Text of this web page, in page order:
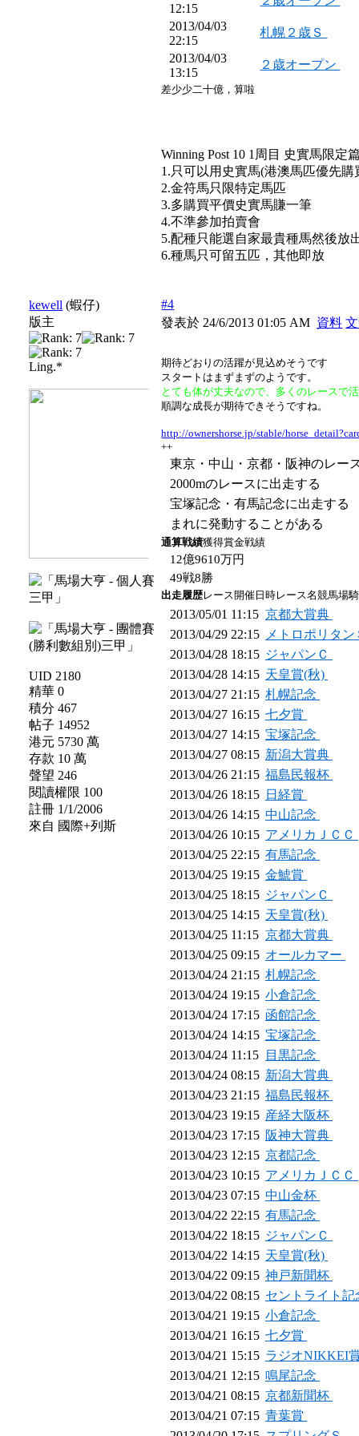
12:15
2013/04/03
22:15
札幌２歳Ｓ
2013/04/03
13:15
２歳オープン
差少少二十億，算啦
Winning Post 10 1周目 史實馬限定
1.只可以用史實馬(港澳馬匹優先購
2.金符馬只限特定馬匹
3.多購買平價史實馬賺一筆
4.不準參加拍賣會
5.配種只能選自家最貴種馬然後放
6.種馬只可留五匹，其他即放
kewell (蝦仔)
版主
Ling.*
UID 2180
精華 0
積分 467
帖子 14952
港元 5730 萬
存款 10 萬
聲望 246
閱讀權限 100
註冊 1/1/2006
來自 國際+列斯
#4
發表於 24/6/2013 01:05 AM 資料
期待どおりの活躍が見込めそうです
スタートはまずまずのようです。
とても体が丈夫なので、多くのレースで
順調な成長が期待できそうですね。
http://ownershorse.jp/stable/
++
東京・中山・京都・阪神のレー
2000mのレースに出走する
宝塚記念・有馬記念に出走する
まれに発動することがある
通算戦績獲得賞金戦績
12億9610万円
49戦8勝
出走履歴レース開催日時レース名競馬場
2013/05/01 11:15 京都大賞典
2013/04/29 22:15
メトロポリタ
2013/04/28 18:15 ジャパンＣ
2013/04/28 14:15 天皇賞(秋)
2013/04/27 21:15 札幌記念
2013/04/27 16:15 七夕賞
2013/04/27 14:15 宝塚記念
2013/04/27 08:15 新潟大賞典
2013/04/26 21:15 福島民報杯
2013/04/26 18:15 日経賞
2013/04/26 14:15 中山記念
2013/04/26 10:15 アメリカＪＣＣ
2013/04/25 22:15 有馬記念
2013/04/25 19:15 金鯱賞
2013/04/25 18:15 ジャパンＣ
2013/04/25 14:15 天皇賞(秋)
2013/04/25 11:15 京都大賞典
2013/04/25 09:15 オールカマー
2013/04/24 21:15 札幌記念
2013/04/24 19:15 小倉記念
2013/04/24 17:15 函館記念
2013/04/24 14:15 宝塚記念
2013/04/24 11:15
目黒記念
2013/04/24 08:15 新潟大賞典
2013/04/23 21:15 福島民報杯
2013/04/23 19:15 産経大阪杯
2013/04/23 17:15 阪神大賞典
2013/04/23 12:15 京都記念
2013/04/23 10:15 アメリカＪＣＣ
2013/04/23 07:15 中山金杯
2013/04/22 22:15 有馬記念
2013/04/22 18:15 ジャパンＣ
2013/04/22 14:15 天皇賞(秋)
2013/04/22 09:15 神戸新聞杯
2013/04/22 08:15 セントライト
2013/04/21 19:15 小倉記念
2013/04/21 16:15 七夕賞
2013/04/21 15:15 ラジオNIKKEI
2013/04/21 12:15 鳴尾記念
2013/04/21 08:15 京都新聞杯
2013/04/21 07:15 青葉賞